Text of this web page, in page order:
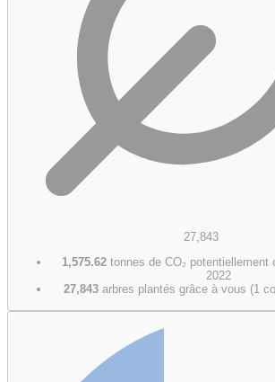
27,843
1,575.62tonnes de CO₂ potentiellement
2022
27,843 arbres plantés grâce à vous (1